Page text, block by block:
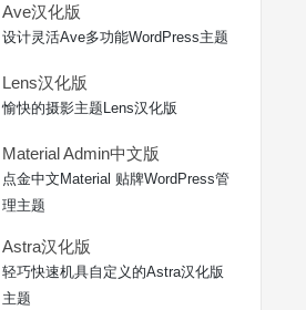
Ave汉化版
设计灵活Ave多功能WordPress主题
Lens汉化版
愉快的摄影主题Lens汉化版
Material Admin中文版
点金中文Material 贴牌WordPress管
理主题
Astra汉化版
轻巧快速机具自定义的Astra汉化版
主题